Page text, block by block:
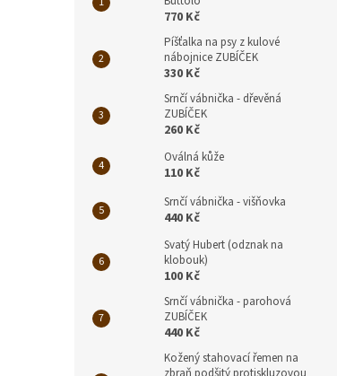
770 Kč
Píšťalka na psy z kulové
nábojnice ZUBÍČEK
330 Kč
Srnčí vábnička - dřevěná
ZUBÍČEK
260 Kč
Oválná kůže
110 Kč
Srnčí vábnička - višňovka
440 Kč
Svatý Hubert (odznak na
klobouk)
100 Kč
Srnčí vábnička - parohová
ZUBÍČEK
440 Kč
Kožený stahovací řemen na